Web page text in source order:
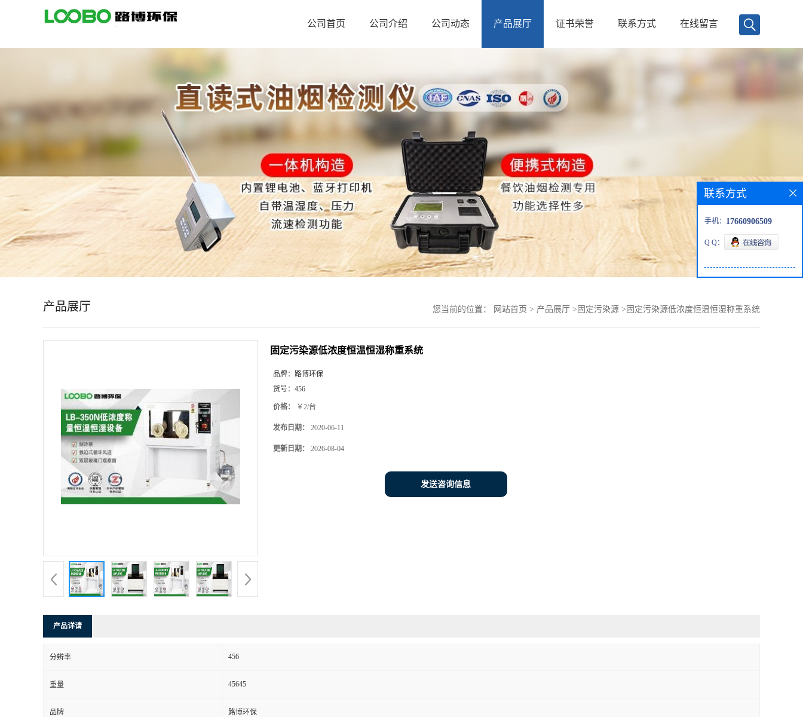
首
公司首页 公司介绍 公司动态 产品展厅 证书荣誉 联系方式 在线留言
产品展厅 您当前的位置： 网站首页 > 产品展厅 > 固定污染源 > 固定污染源低浓度恒温恒湿称重系统
固定污染源低浓度恒温恒湿称重系统
品牌： 路博环保
货号： 456
价格： ￥2/台
发布日期： 2020-06-11
更新日期： 2026-08-04
发送咨询信息
产品详请
分辨率 456
重量 45645
品牌 路博环保
联系方式
手机： 17660906509
Q Q：